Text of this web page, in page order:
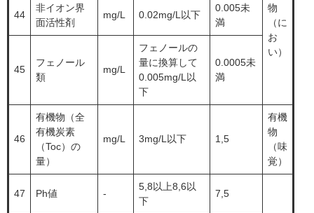
物
（に
お
い）
44
非イオン界
面活性剤
mg/L 0.02mg/L以下
0.005未
満
45
フェノール
類
mg/L
フェノールの
量に換算して
0.005mg/L以
下
0.0005未
満
46
有機物（全
有機炭素
（Toc）の
量）
mg/L 3mg/L以下 1,5
有機
物
（味
覚）
47 Ph値 -
5,8以上8,6以
下
7,5